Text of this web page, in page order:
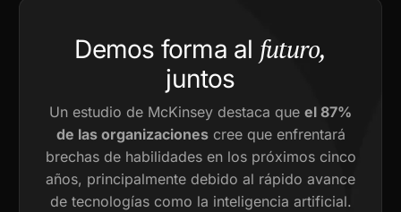
Demos forma al futuro,
juntos
Un estudio de McKinsey destaca que el 87%
de las organizacionescree que enfrentará
brechas de habilidades en los próximos cinco
años, principalmente debido al rápido avance
de tecnologías como la inteligencia artificial.